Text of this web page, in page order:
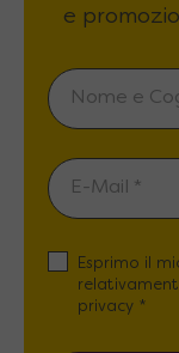
e
Esprimo il
privacy *